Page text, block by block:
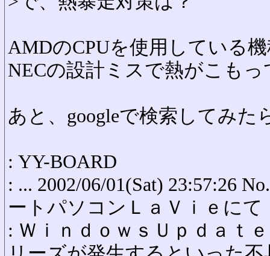
AMDのCPUを使用している
NECの設計ミスで熱がこもっ
あと、googleで検索してみた
: YY-BOARD
: ... 2002/06/01(Sat) 23:57:26
ートパソコンＬａＶｉｅにて
: ＷｉｎｄｏｗｓＵｐｄａｔ